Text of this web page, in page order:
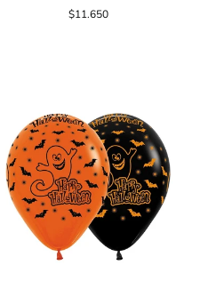
$11.650